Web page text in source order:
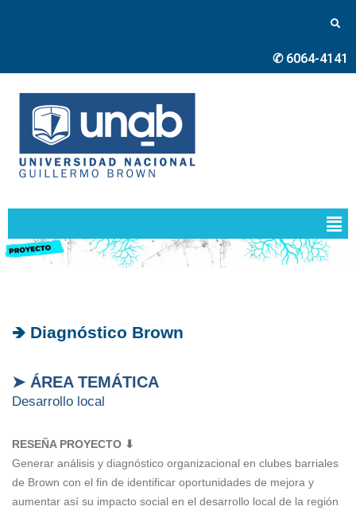
✆ 6064-4141
🡺 Diagnóstico Brown
➤ ÁREA TEMÁTICA
Desarrollo local
RESEÑA PROYECTO ⬇
Generar análisis y diagnóstico organizacional en clubes barriales
de Brown con el fin de identificar oportunidades de mejora y
aumentar así su impacto social en el desarrollo local de la región